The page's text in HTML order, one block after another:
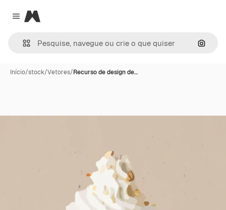
Close menu
Magnific
Início/stock/Vetores/Recurso de design de…